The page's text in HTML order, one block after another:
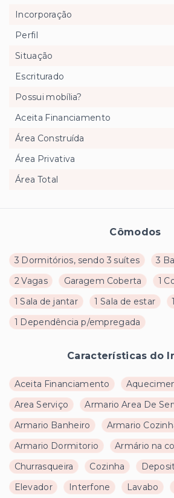
Cômodos
3 Dormitórios, sendo 3 suítes
3
2 Vagas
Garagem Coberta 1
1 Sala de jantar
1 Sala de estar
1 Dependência p/empregada
Características do
Aceita Financiamento
Area Serviço
Armario Area De
Armario Banheiro
Armario
Armario Dormitorio
Armário na
Churrasqueira
Cozinha
Elevador
Interfone Lavabo
Incorporação
Perfil
Situação
Escriturado
Possui mobília?
Aceita Financiamento
Área Construída
Área Privativa
Área Total